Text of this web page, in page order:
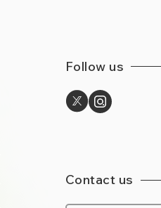
Follow us
Contact us